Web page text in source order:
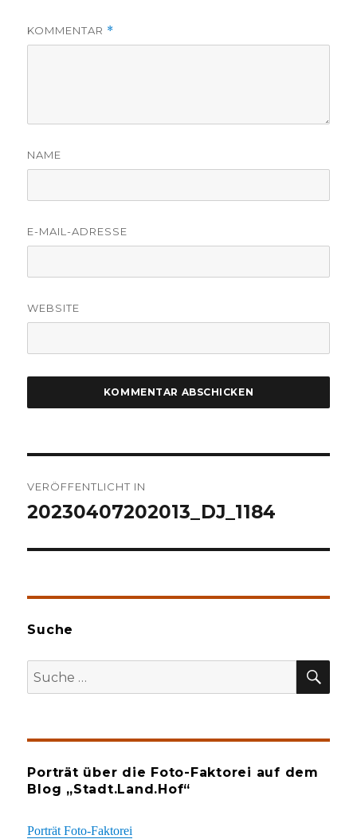
KOMMENTAR *
NAME
E-MAIL-ADRESSE
WEBSITE
VERÖFFENTLICHT IN
20230407202013_DJ_1184
Suche
Suche
nach:
Porträt über die Foto-Faktorei auf dem
Blog „Stadt.Land.Hof“
Porträt Foto-Faktorei